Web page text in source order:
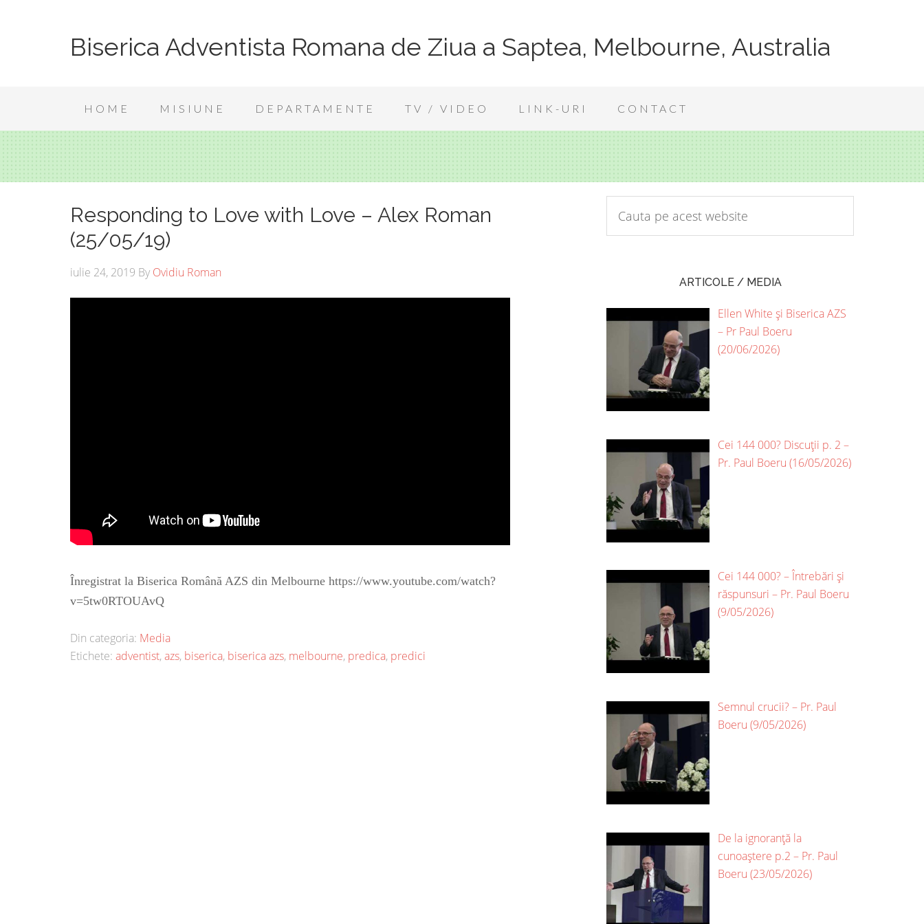
Biserica Adventista Romana de Ziua a Saptea, Melbourne, Australia
HOME MISIUNE DEPARTAMENTE TV / VIDEO LINK-URI CONTACT
Responding to Love with Love – Alex Roman
(25/05/19)
iulie 24, 2019 By Ovidiu Roman
Înregistrat la Biserica Română AZS din Melbourne https://www.youtube.com/watch?
v=5tw0RTOUAvQ
Din categoria: Media
Etichete: adventist,azs, biserica, biserica azs, melbourne, predica, predici
ARTICOLE / MEDIA
Ellen White și Biserica AZS
– Pr Paul Boeru
(20/06/2026)
Cei 144 000? Discuții p. 2 –
Pr. Paul Boeru (16/05/2026)
Cei 144 000? – Întrebări și
răspunsuri – Pr. Paul Boeru
(9/05/2026)
Semnul crucii? – Pr. Paul
Boeru (9/05/2026)
De la ignoranță la
cunoaștere p.2 – Pr. Paul
Boeru (23/05/2026)